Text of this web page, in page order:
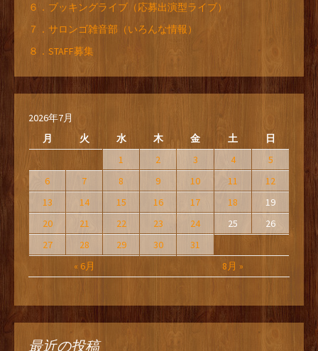
６．ブッキングライブ（応募出演型ライブ）
７．サロンゴ雑音部（いろんな情報）
８．STAFF募集
2026年7月
月
火 水 木 金 土 日
« 6月 8月 »
1 2 3 4
5
6
7 8 9 10 11
12
13
14 15 16 17 18
19
20
21 22 23 24 25
26
27
28 29 30 31
最近の投稿